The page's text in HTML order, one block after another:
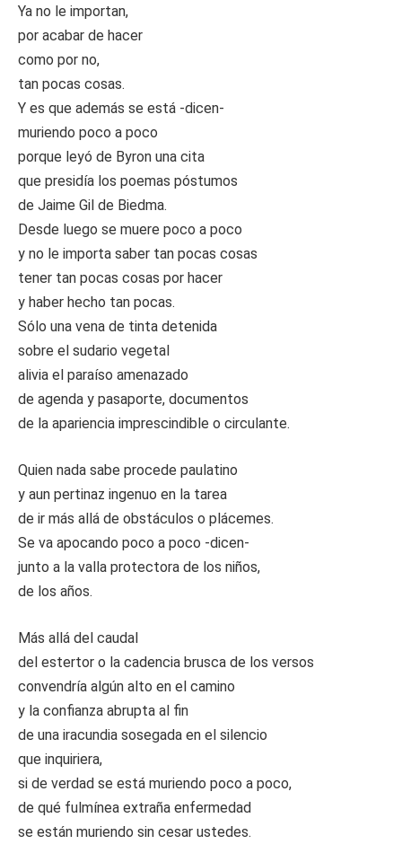
Ya no le importan,
por acabar de hacer
como por no,
tan pocas cosas.
Y es que además se está -dicen-
muriendo poco a poco
porque leyó de Byron una cita
que presidía los poemas póstumos
de Jaime Gil de Biedma.
Desde luego se muere poco a poco
y no le importa saber tan pocas cosas
tener tan pocas cosas por hacer
y haber hecho tan pocas.
Sólo una vena de tinta detenida
sobre el sudario vegetal
alivia el paraíso amenazado
de agenda y pasaporte, documentos
de la apariencia imprescindible o circulante.
Quien nada sabe procede paulatino
y aun pertinaz ingenuo en la tarea
de ir más allá de obstáculos o plácemes.
Se va apocando poco a poco -dicen-
junto a la valla protectora de los niños,
de los años.
Más allá del caudal
del estertor o la cadencia brusca de los versos
convendría algún alto en el camino
y la confianza abrupta al fin
de una iracundia sosegada en el silencio
que inquiriera,
si de verdad se está muriendo poco a poco,
de qué fulmínea extraña enfermedad
se están muriendo sin cesar ustedes.